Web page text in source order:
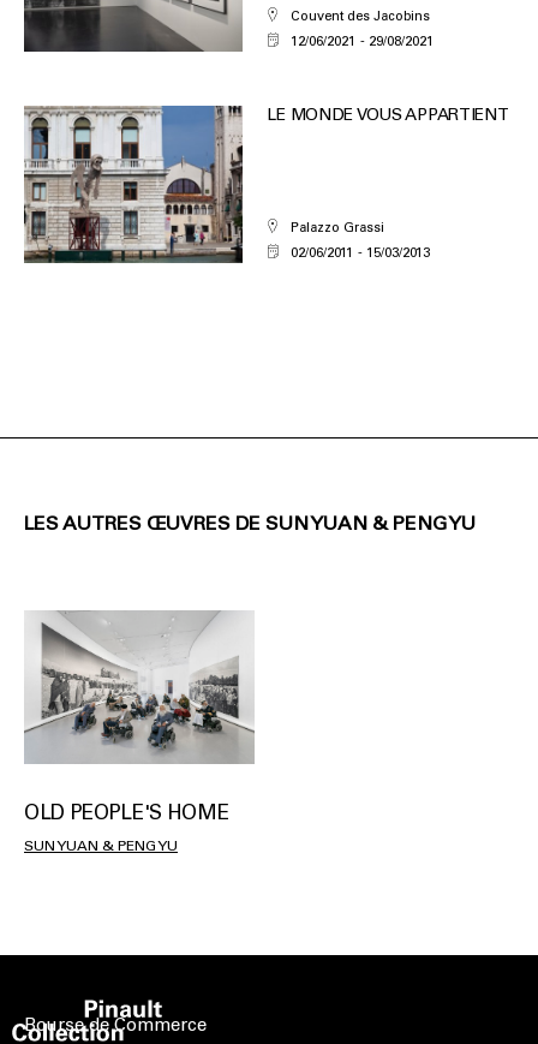
Couvent des Jacobins
12/06/2021
29/08/2021
LE MONDE VOUS APPARTIENT
Palazzo Grassi
02/06/2011
15/03/2013
LES AUTRES ŒUVRES DE SUN YUAN & PENG YU
OLD PEOPLE'S HOME
SUN YUAN & PENG YU
Bourse de Commerce